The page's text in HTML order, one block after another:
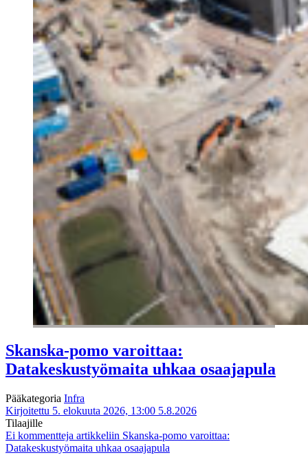
Skanska-pomo varoittaa:
Datakeskustyömaita uhkaa osaajapula
Pääkategoria Infra
Kirjoitettu 5. elokuuta 2026, 13:00 5.8.2026
Tilaajille
Ei kommentteja artikkeliin Skanska-pomo varoittaa:
Datakeskustyömaita uhkaa osaajapula